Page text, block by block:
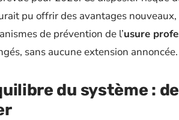
pu offrir des avantages
de prévention de l’usure
sans aucune extension annoncée.
du système :